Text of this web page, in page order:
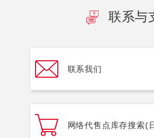
联系与
联系我们
网络代售点库存搜索(